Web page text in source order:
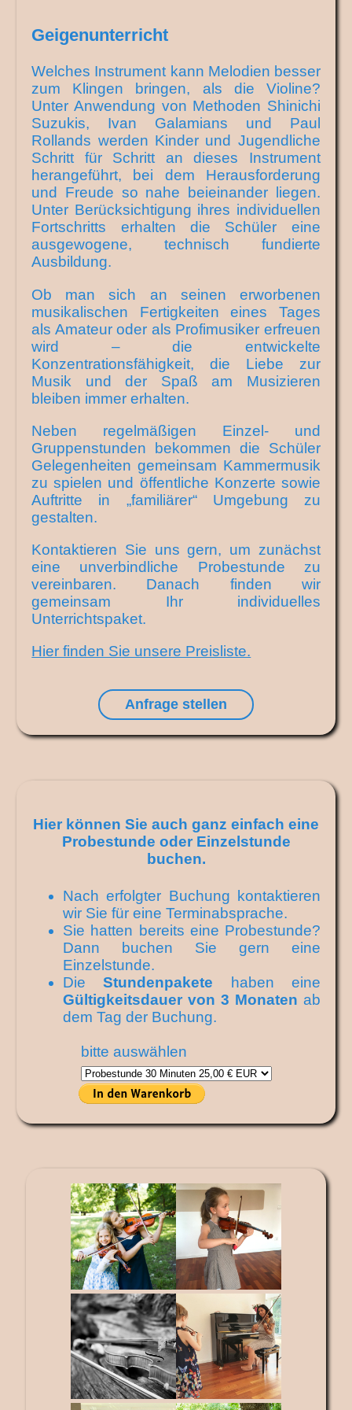
Geigenunterricht
Welches Instrument kann Melodien besser
zum Klingen bringen, als die Violine?
Unter Anwendung von Methoden Shinichi
Suzukis, Ivan Galamians und Paul
Rollands werden Kinder und Jugendliche
Schritt für Schritt an dieses Instrument
herangeführt, bei dem Herausforderung
und Freude so nahe beieinander liegen.
Unter Berücksichtigung ihres individuellen
Fortschritts erhalten die Schüler eine
ausgewogene, technisch fundierte
Ausbildung.
Ob man sich an seinen erworbenen
musikalischen Fertigkeiten eines Tages
als Amateur oder als Profimusiker erfreuen
wird – die entwickelte
Konzentrationsfähigkeit, die Liebe zur
Musik und der Spaß am Musizieren
bleiben immer erhalten.
Neben regelmäßigen Einzel- und
Gruppenstunden bekommen die Schüler
Gelegenheiten gemeinsam Kammermusik
zu spielen und öffentliche Konzerte sowie
Auftritte in „familiärer“ Umgebung zu
gestalten.
Kontaktieren Sie uns gern, um zunächst
eine unverbindliche Probestunde zu
vereinbaren. Danach finden wir
gemeinsam Ihr individuelles
Unterrichtspaket.
Hier finden Sie unsere Preisliste.
Anfrage stellen
Hier können Sie auch ganz einfach eine
Probestunde oder Einzelstunde
buchen.
Nach erfolgter Buchung kontaktieren
wir Sie für eine Terminabsprache.
Sie hatten bereits eine Probestunde?
Dann buchen Sie gern eine
Einzelstunde.
DieStundenpakete haben eine
Gültigkeitsdauer von 3 Monaten ab
dem Tag der Buchung.
bitte auswählen